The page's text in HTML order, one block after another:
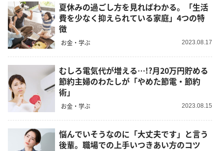
夏休みの過ごし方を見ればわかる。「生活
費を少なく抑えられている家庭」4つの特
徴
お金・学ぶ 2023.08.17
むしろ電気代が増える…!?月20万円貯める
節約主婦のわたしが「やめた節電・節約
術」
お金・学ぶ 2023.08.15
悩んでいそうなのに「大丈夫です」と言う
後輩。職場での上手いつきあい方のコツ